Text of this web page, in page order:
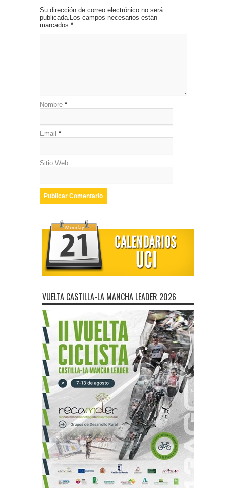
Su dirección de correo electrónico no será
publicada.Los campos necesarios están
marcados *
Nombre *
Email *
Sitio Web
VUELTA CASTILLA-LA MANCHA LEADER 2026